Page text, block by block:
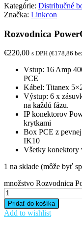
Kategórie: Distribučné
Značka: Linkcon
Rozvodnica
€220,00 s DPH (€178,86
Vstup: 16 Amp
PCE
Kábel: Titanex
Výstup: 6 x
na každú fázu.
IP konektorov
krytkami
Box PCE z
IK10
Všetky konektory
1 na sklade (môže byť
množstvo Rozvodnica
Pridať do košíka
Add to wishlist